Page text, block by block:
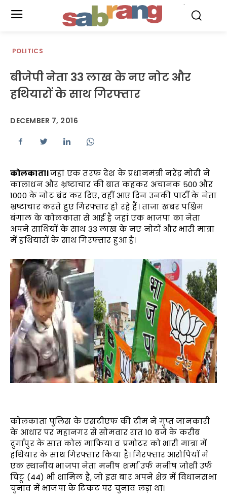
POLITICS
बीजेपी नेता 33 लाख के नए नोट और
हथियारों के साथ गिरफ्तार
DECEMBER 7, 2016
कोलकाता।जहां एक तरफ देश के प्रधानमंत्री नरेंद्र मोदी ने
कालाधन और भ्रष्टाचार की बात कहकर अचानक 500 और
1000 के नोट बंद कर दिए, वहीं आए दिन उनकी पार्टी के नेता
भ्रष्टाचार करते हुए गिरफ्तार हो रहे हैं। ताजा खबर पश्चिम
बंगाल के कोलकाता से आई है जहां एक भाजपा का नेता
अपने साथियों के साथ 33 लाख के नए नोटों और भारी मात्रा
में हथियारों के साथ गिरफ्तार हुआ है।
कोलकाता पुलिस के एसटीएफ की टीम ने गुप्त जानकारी
के आधार पर महानगर से सोमवार रात 10 बजे के करीब
दुर्गापुर के सात कोल माफिया व प्रमोटर को भारी मात्रा में
हथियार के साथ गिरफ्तार किया है। गिरफ्तार आरोपियों में
एक स्थानीय भाजपा नेता मनीष शर्मा उर्फ मनीष जोशी उर्फ
चिंटू (44) भी शामिल है, जो इस बार अपने क्षेत्र में विधानसभा
चुनाव में भाजपा के टिकट पर चुनाव लड़ा था।